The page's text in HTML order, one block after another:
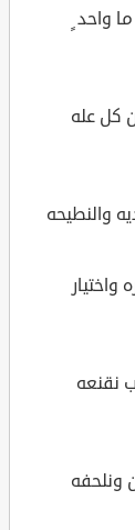
واحد
كل عله
والنطيحه
نقنعه
ونلحفه